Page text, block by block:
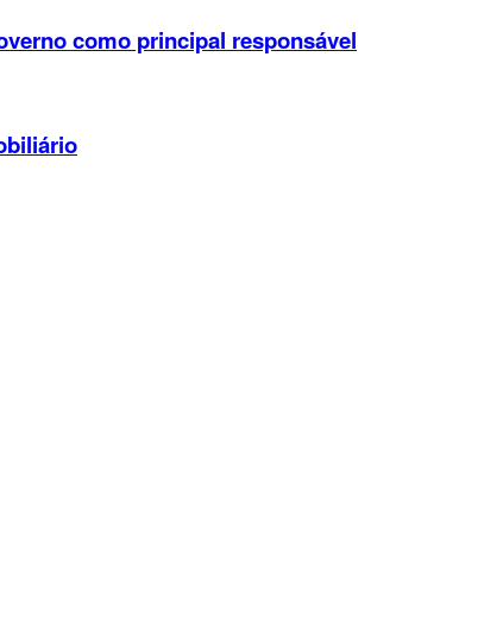
como principal responsável